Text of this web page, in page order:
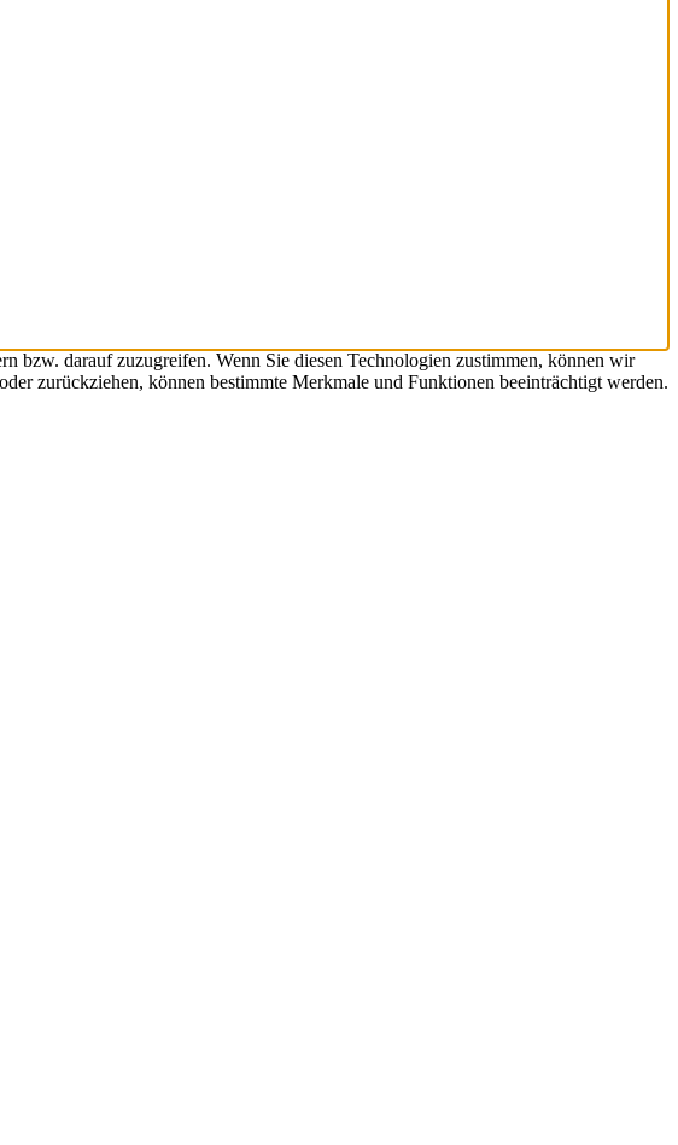
bzw. darauf zuzugreifen. Wenn Sie diesen Technologien zustimmen, können wir
zurückziehen, können bestimmte Merkmale und Funktionen beeinträchtigt werden.